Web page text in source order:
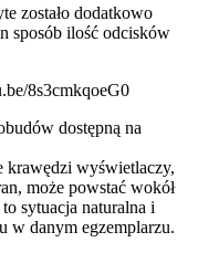
zostało dodatkowo
sposób ilość odcisków
8s3cmkqoeG0
dostępną na
krawędzi wyświetlaczy,
może powstać wokół
sytuacja naturalna i
w danym egzemplarzu.